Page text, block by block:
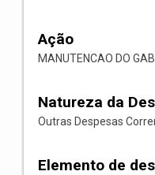
Ação
MANUTENCAO DO
Natureza da
Outras Despesas
Elemento de